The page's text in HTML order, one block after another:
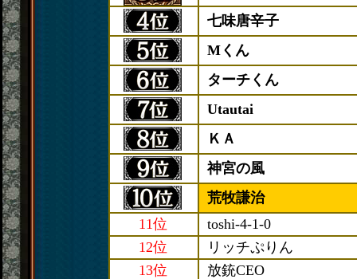
七味唐辛子
Mくん
ターチくん
Utautai
ＫＡ
神宮の風
荒牧謙治
11位
toshi-4-1-0
12位
リッチぷりん
13位
放銃CEO